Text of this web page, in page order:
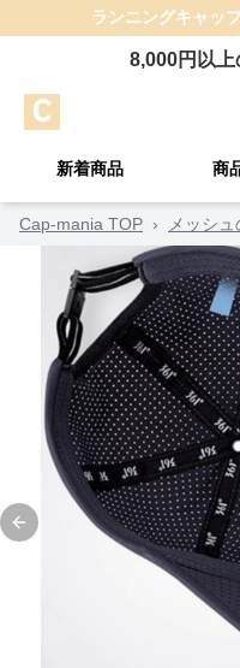
ランニングキャッ
8,000円以
新着商品 商
Cap-mania TOP › メッシ
Previous slide